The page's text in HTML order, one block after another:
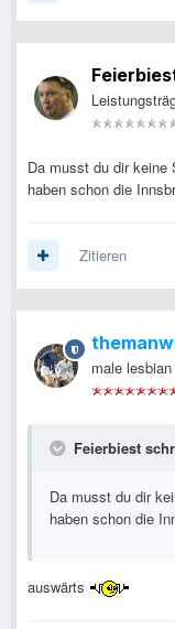
Da musst du dir keine
haben schon die
Zitieren
male lesbian
Feierbiest
Da musst du dir
haben schon die
auswärts